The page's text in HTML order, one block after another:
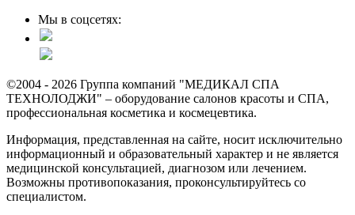
Мы в соцсетях:
©2004 - 2026 Группа компаний "МЕДИКАЛ СПА
ТЕХНОЛОДЖИ" – оборудование салонов красоты и СПА,
профессиональная косметика и космецевтика.
Информация, представленная на сайте, носит исключительно
информационный и образовательный характер и не является
медицинской консультацией, диагнозом или лечением.
Возможны противопоказания, проконсультируйтесь со
специалистом.